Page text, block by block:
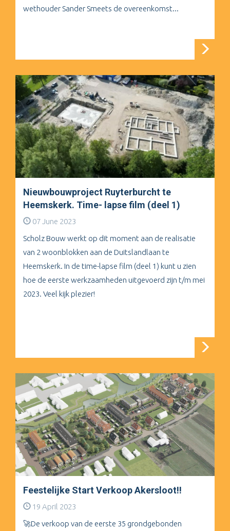
wethouder Sander Smeets de overeenkomst...
Nieuwbouwproject Ruyterburcht te
Heemskerk. Time- lapse film (deel 1)
07 June 2023
Scholz Bouw werkt op dit moment aan de realisatie
van 2 woonblokken aan de Duitslandlaan te
Heemskerk. In de time-lapse film (deel 1) kunt u zien
hoe de eerste werkzaamheden uitgevoerd zijn t/m mei
2023. Veel kijk plezier!
Feestelijke Start Verkoop Akersloot!!
19 April 2023
🚀De verkoop van de eerste 35 grondgebonden